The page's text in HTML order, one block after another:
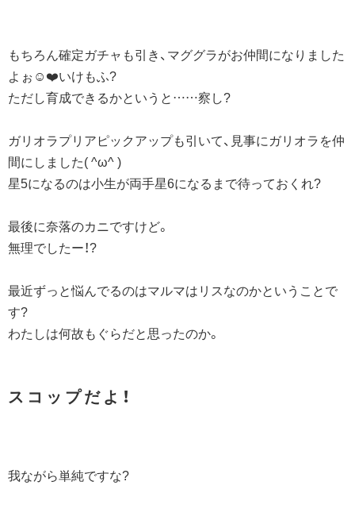
もちろん確定ガチャも引き、マググラがお仲間になりました
よぉ☺️❤️いけもふ?
ただし育成できるかというと……察し?
ガリオラプリアピックアップも引いて、見事にガリオラを仲
間にしました( ^ω^ )
星5になるのは小生が両手星6になるまで待っておくれ?
最後に奈落のカニですけど。
無理でしたー！?
最近ずっと悩んでるのはマルマはリスなのかということで
す?
わたしは何故もぐらだと思ったのか。
ス コ ッ プ だ よ ！
我ながら単純ですな?